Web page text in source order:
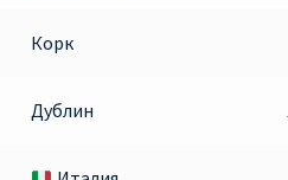
Корк
Дублин